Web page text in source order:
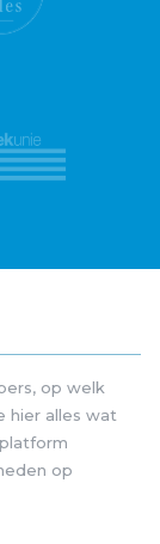
op welk
hier alles wat
op